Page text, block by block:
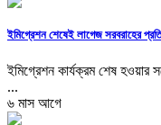
ইমিগ্রেশন শেষেই লাগেজ সরবরাহের
ইমিগ্রেশন কার্যক্রম শেষ হওয়ার
...
৬ মাস আগে